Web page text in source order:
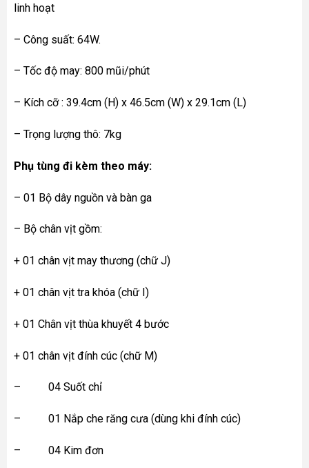
linh hoạt
– Công suất: 64W.
– Tốc độ may: 800 mũi/phút
– Kích cỡ : 39.4cm (H) x 46.5cm (W) x 29.1cm (L)
– Trọng lượng thô: 7kg
Phụ tùng đi kèm theo máy:
– 01 Bộ dây nguồn và bàn ga
– Bộ chân vịt gồm:
+ 01 chân vịt may thương (chữ J)
+ 01 chân vịt tra khóa (chữ I)
+ 01 Chân vịt thùa khuyết 4 bước
+ 01 chân vịt đính cúc (chữ M)
– 04 Suốt chỉ
– 01 Nắp che răng cưa (dùng khi đính cúc)
– 04 Kim đơn